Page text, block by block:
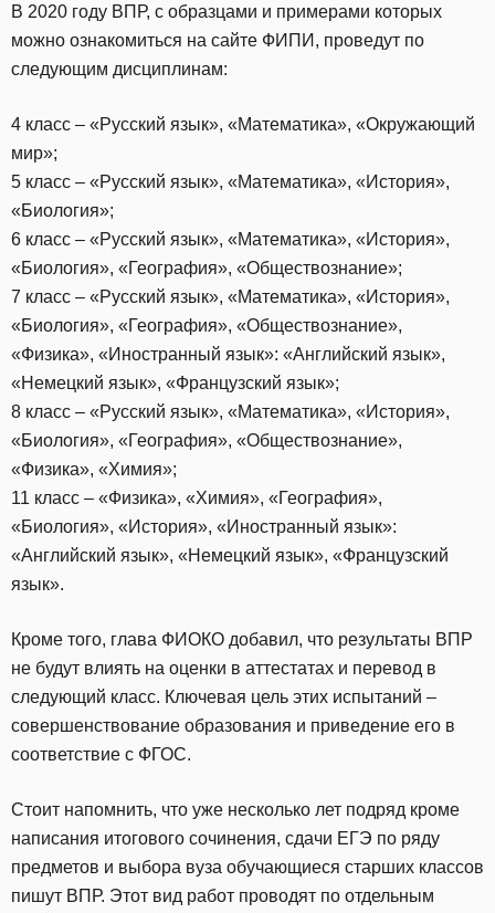
В 2020 году ВПР, с образцами и примерами которых
можно ознакомиться на сайте ФИПИ, проведут по
следующим дисциплинам:
4 класс – «Русский язык», «Математика», «Окружающий
мир»;
5 класс – «Русский язык», «Математика», «История»,
«Биология»;
6 класс – «Русский язык», «Математика», «История»,
«Биология», «География», «Обществознание»;
7 класс – «Русский язык», «Математика», «История»,
«Биология», «География», «Обществознание»,
«Физика», «Иностранный язык»: «Английский язык»,
«Немецкий язык», «Французский язык»;
8 класс – «Русский язык», «Математика», «История»,
«Биология», «География», «Обществознание»,
«Физика», «Химия»;
11 класс – «Физика», «Химия», «География»,
«Биология», «История», «Иностранный язык»:
«Английский язык», «Немецкий язык», «Французский
язык».
Кроме того, глава ФИОКО добавил, что результаты ВПР
не будут влиять на оценки в аттестатах и перевод в
следующий класс. Ключевая цель этих испытаний –
совершенствование образования и приведение его в
соответствие с ФГОС.
Стоит напомнить, что уже несколько лет подряд кроме
написания итогового сочинения, сдачи ЕГЭ по ряду
предметов и выбора вуза обучающиеся старших классов
пишут ВПР. Этот вид работ проводят по отдельным